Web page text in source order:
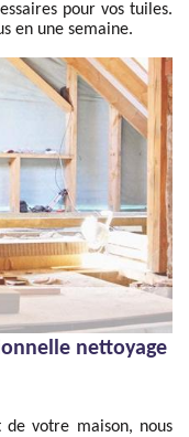
pour vos tuiles.
en une semaine.
nettoyage
votre maison, nous